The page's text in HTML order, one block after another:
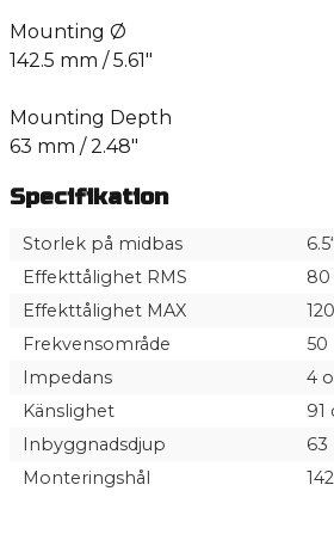
Mounting Ø
142.5 mm / 5.61″
Mounting Depth
63 mm / 2.48″
Specifikation
Storlek på midbas
Effekttålighet RMS
80
Effekttålighet MAX
Frekvensområde
50
Impedans
4
Känslighet
91
Inbyggnadsdjup
63
Monteringshål